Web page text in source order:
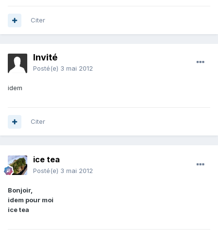
Citer
Invité
Posté(e) 3 mai 2012
idem
Citer
ice tea
Posté(e) 3 mai 2012
Bonjoir,
idem pour moi
ice tea